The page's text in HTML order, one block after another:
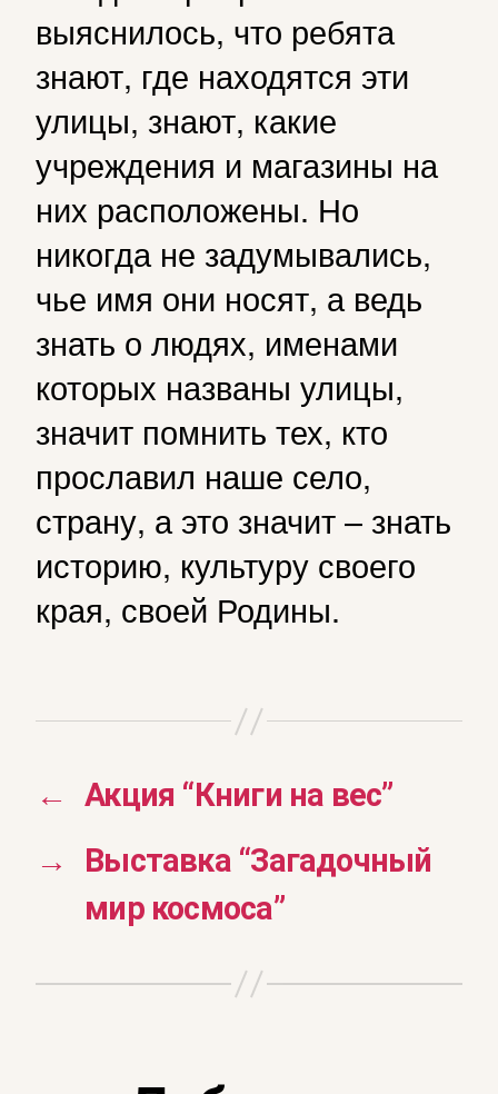
выяснилось, что ребята
знают, где находятся эти
улицы, знают, какие
учреждения и магазины на
них расположены. Но
никогда не задумывались,
чье имя они носят, а ведь
знать о людях, именами
которых названы улицы,
значит помнить тех, кто
прославил наше село,
страну, а это значит – знать
историю, культуру своего
края, своей Родины.
←
Акция “Книги на вес”
→
Выставка “Загадочный
мир космоса”